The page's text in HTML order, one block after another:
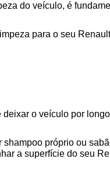
do veículo, é
para o seu
o veículo por
próprio ou
a superfície do seu